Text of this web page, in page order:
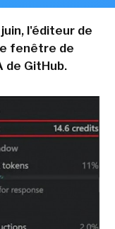
l'éditeur de
fenêtre de
de GitHub.